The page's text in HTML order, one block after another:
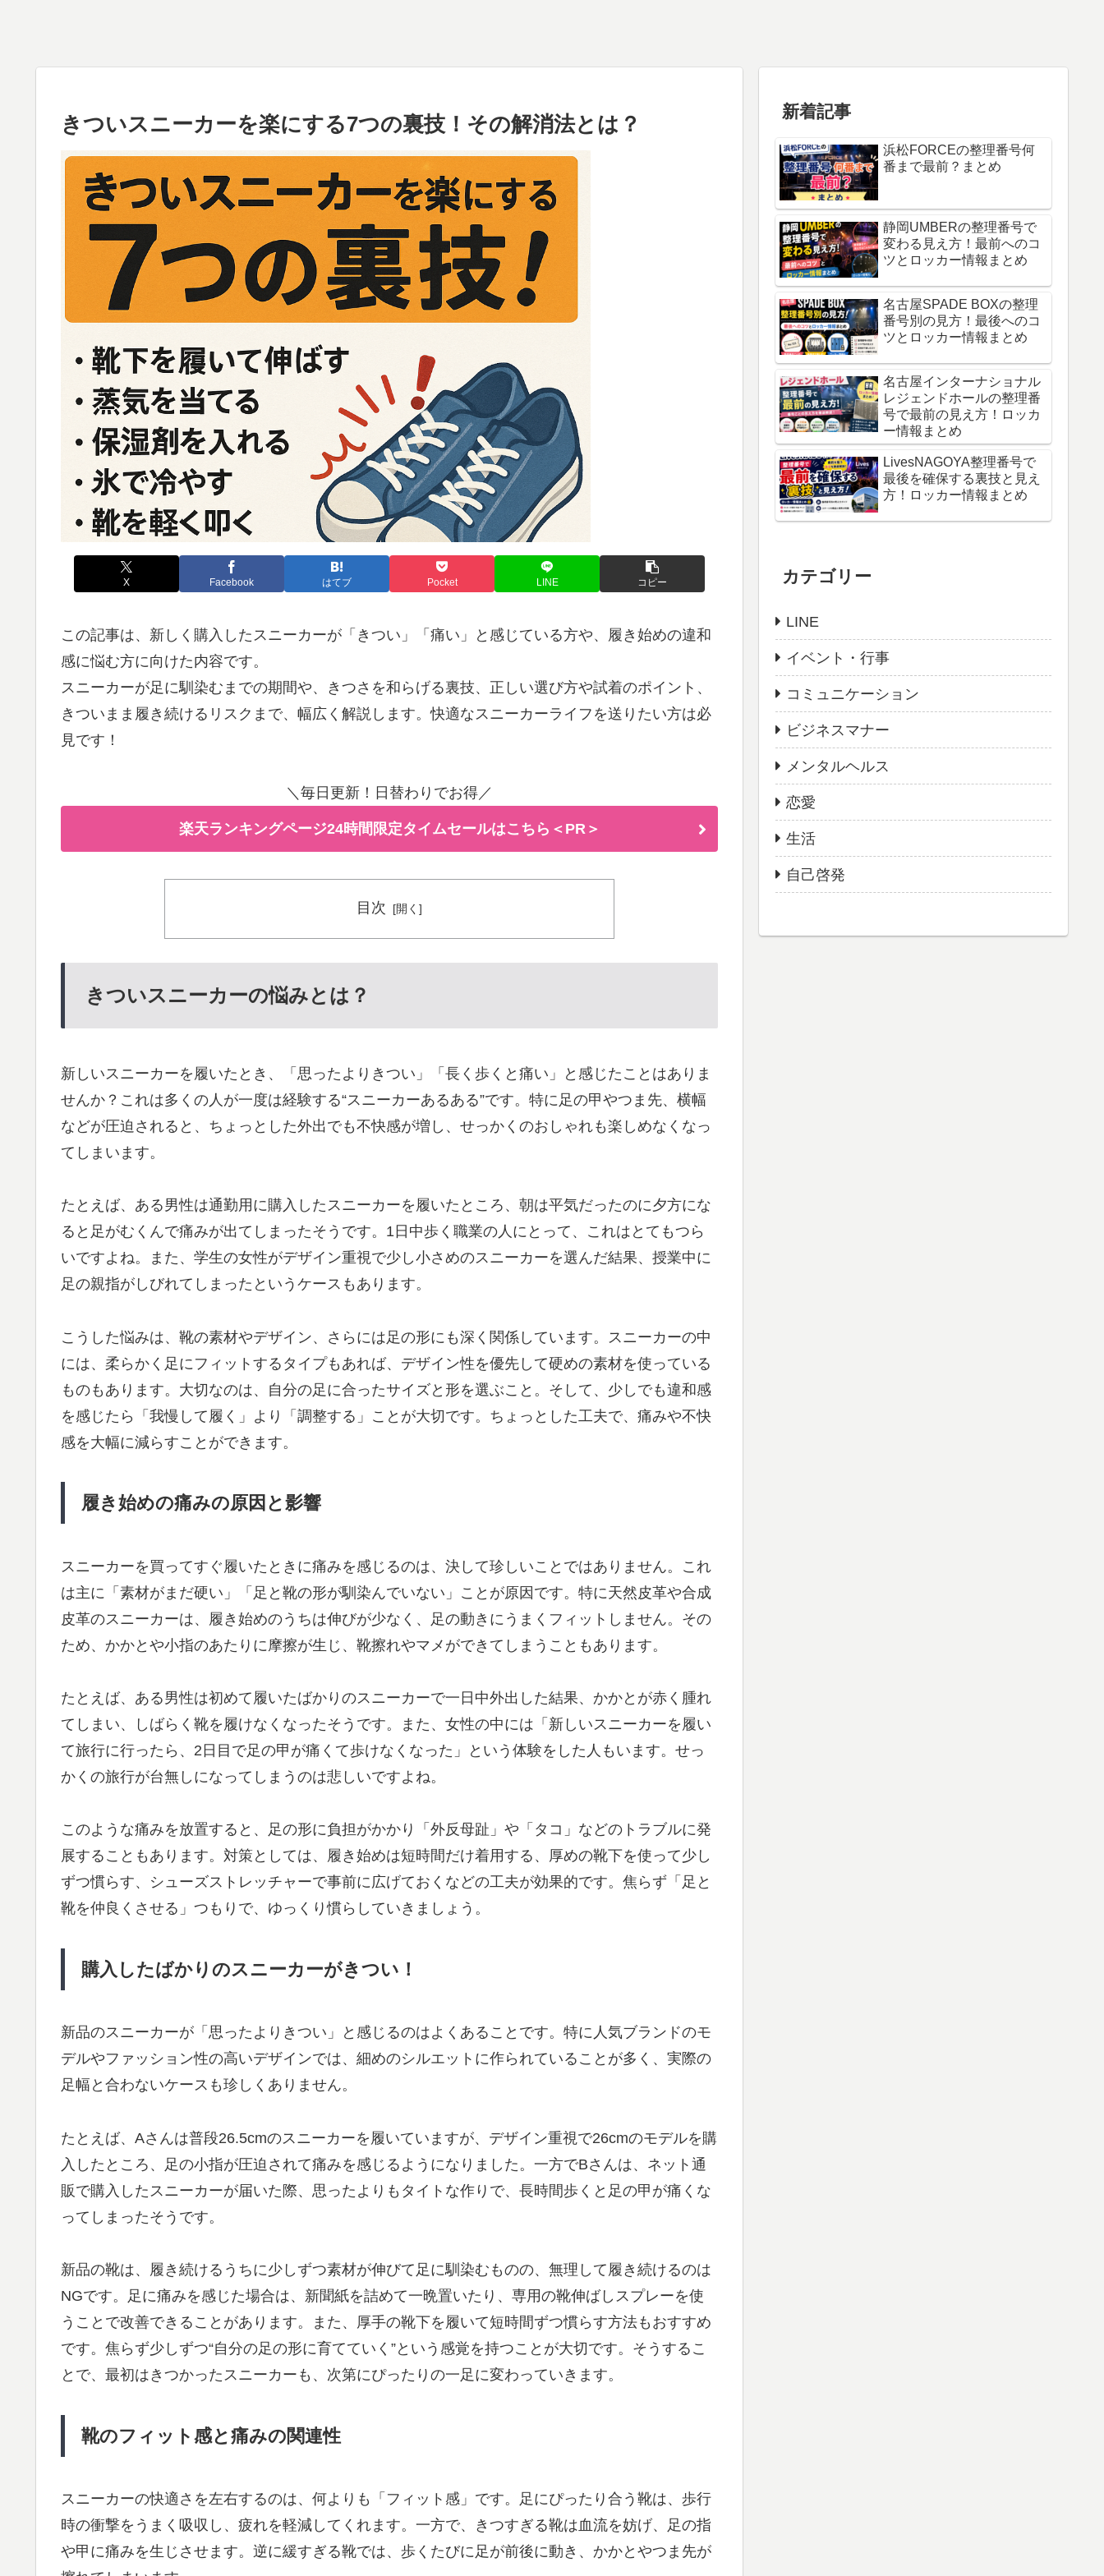
きついスニーカーを楽にする7つの裏技！その解消法とは？
X Facebook はてブ Pocket LINE コピー
この記事は、新しく購入したスニーカーが「きつい」「痛い」と感じている方や、履き始めの違和
感に悩む方に向けた内容です。
スニーカーが足に馴染むまでの期間や、きつさを和らげる裏技、正しい選び方や試着のポイント、
きついまま履き続けるリスクまで、幅広く解説します。快適なスニーカーライフを送りたい方は必
見です！
＼毎日更新！日替わりでお得／
楽天ランキングページ24時間限定タイムセールはこちら＜PR＞
目次
きついスニーカーの悩みとは？
新しいスニーカーを履いたとき、「思ったよりきつい」「長く歩くと痛い」と感じたことはありま
せんか？これは多くの人が一度は経験する“スニーカーあるある”です。特に足の甲やつま先、横幅
などが圧迫されると、ちょっとした外出でも不快感が増し、せっかくのおしゃれも楽しめなくなっ
てしまいます。
たとえば、ある男性は通勤用に購入したスニーカーを履いたところ、朝は平気だったのに夕方にな
ると足がむくんで痛みが出てしまったそうです。1日中歩く職業の人にとって、これはとてもつら
いですよね。また、学生の女性がデザイン重視で少し小さめのスニーカーを選んだ結果、授業中に
足の親指がしびれてしまったというケースもあります。
こうした悩みは、靴の素材やデザイン、さらには足の形にも深く関係しています。スニーカーの中
には、柔らかく足にフィットするタイプもあれば、デザイン性を優先して硬めの素材を使っている
ものもあります。大切なのは、自分の足に合ったサイズと形を選ぶこと。そして、少しでも違和感
を感じたら「我慢して履く」より「調整する」ことが大切です。ちょっとした工夫で、痛みや不快
感を大幅に減らすことができます。
履き始めの痛みの原因と影響
スニーカーを買ってすぐ履いたときに痛みを感じるのは、決して珍しいことではありません。これ
は主に「素材がまだ硬い」「足と靴の形が馴染んでいない」ことが原因です。特に天然皮革や合成
皮革のスニーカーは、履き始めのうちは伸びが少なく、足の動きにうまくフィットしません。その
ため、かかとや小指のあたりに摩擦が生じ、靴擦れやマメができてしまうこともあります。
たとえば、ある男性は初めて履いたばかりのスニーカーで一日中外出した結果、かかとが赤く腫れ
てしまい、しばらく靴を履けなくなったそうです。また、女性の中には「新しいスニーカーを履い
て旅行に行ったら、2日目で足の甲が痛くて歩けなくなった」という体験をした人もいます。せっ
かくの旅行が台無しになってしまうのは悲しいですよね。
このような痛みを放置すると、足の形に負担がかかり「外反母趾」や「タコ」などのトラブルに発
展することもあります。対策としては、履き始めは短時間だけ着用する、厚めの靴下を使って少し
ずつ慣らす、シューズストレッチャーで事前に広げておくなどの工夫が効果的です。焦らず「足と
靴を仲良くさせる」つもりで、ゆっくり慣らしていきましょう。
購入したばかりのスニーカーがきつい！
新品のスニーカーが「思ったよりきつい」と感じるのはよくあることです。特に人気ブランドのモ
デルやファッション性の高いデザインでは、細めのシルエットに作られていることが多く、実際の
足幅と合わないケースも珍しくありません。
たとえば、Aさんは普段26.5cmのスニーカーを履いていますが、デザイン重視で26cmのモデルを購
入したところ、足の小指が圧迫されて痛みを感じるようになりました。一方でBさんは、ネット通
販で購入したスニーカーが届いた際、思ったよりもタイトな作りで、長時間歩くと足の甲が痛くな
ってしまったそうです。
新品の靴は、履き続けるうちに少しずつ素材が伸びて足に馴染むものの、無理して履き続けるのは
NGです。足に痛みを感じた場合は、新聞紙を詰めて一晩置いたり、専用の靴伸ばしスプレーを使
うことで改善できることがあります。また、厚手の靴下を履いて短時間ずつ慣らす方法もおすすめ
です。焦らず少しずつ“自分の足の形に育てていく”という感覚を持つことが大切です。そうするこ
とで、最初はきつかったスニーカーも、次第にぴったりの一足に変わっていきます。
靴のフィット感と痛みの関連性
スニーカーの快適さを左右するのは、何よりも「フィット感」です。足にぴったり合う靴は、歩行
時の衝撃をうまく吸収し、疲れを軽減してくれます。一方で、きつすぎる靴は血流を妨げ、足の指
や甲に痛みを生じさせます。逆に緩すぎる靴では、歩くたびに足が前後に動き、かかとやつま先が
新着記事
浜松FORCEの整理番号何
番まで最前？まとめ
静岡UMBERの整理番号で
変わる見え方！最前へのコ
ツとロッカー情報まとめ
名古屋SPADE BOXの整理
番号別の見方！最後へのコ
ツとロッカー情報まとめ
名古屋インターナショナル
レジェンドホールの整理番
号で最前の見え方！ロッカ
ー情報まとめ
LivesNAGOYA整理番号で
最後を確保する裏技と見え
方！ロッカー情報まとめ
カテゴリー
LINE
イベント・行事
コミュニケーション
ビジネスマナー
メンタルヘルス
恋愛
生活
自己啓発